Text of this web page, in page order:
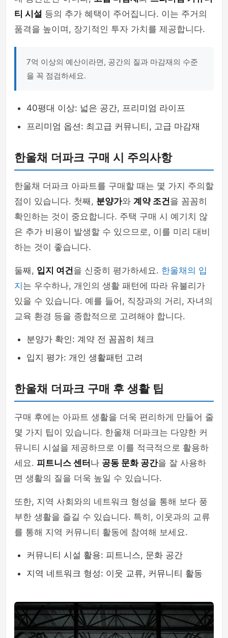
티 시설 등의 추가 혜택이 주어집니다. 이는 주거의
품격을 높이며, 장기적인 투자 가치를 제공합니다.
7억 이상의 예산이라면, 공간의 질과 마감재의 수준
을 꼭 점검하세요.
40평대 이상: 넓은 공간, 프리미엄 라이프
프리미엄 옵션: 최고급 커뮤니티, 고급 마감재
한울채 더파크 구매 시 주의사항
한울채 더파크 아파트를 구매할 때는 몇 가지 주의할
점이 있습니다. 첫째, 분양가와 계약 조건을 꼼꼼히
확인하는 것이 중요합니다. 주택 구매 시 예기치 않
은 추가 비용이 발생할 수 있으므로, 이를 미리 대비
하는 것이 좋습니다.
둘째, 입지 여건을 신중히 평가하세요. 한울채의 입
지 는 우수하나, 개인의 생활 패턴에 따라 유불리가
있을 수 있습니다. 예를 들어, 직장과의 거리, 자녀의
교육 환경 등을 종합적으로 고려해야 합니다.
분양가 확인: 계약 전 꼼꼼히 체크
입지 평가: 개인 생활패턴 고려
한울채 더파크 구매 후 생활 팁
구매 후에는 아파트 생활을 더욱 편리하게 만들어 줄
몇 가지 팁이 있습니다. 한울채 더파크는 다양한 커
뮤니티 시설을 제공하므로 이를 적극적으로 활용하
세요. 피트니스 센터 나 공동 문화 공간을 잘 사용하
면 생활의 질을 더욱 높일 수 있습니다.
또한, 지역 사회와의 네트워크 형성을 통해 보다 풍
부한 생활을 즐길 수 있습니다. 특히, 이웃과의 교류
를 통해 지역 커뮤니티 활동에 참여해 보세요.
커뮤니티 시설 활용: 피트니스, 문화 공간
지역 네트워크 형성: 이웃 교류, 커뮤니티 활동